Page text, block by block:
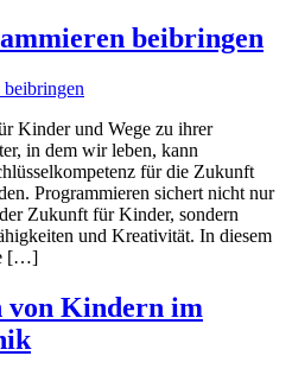
beibringen
Kinder und Wege zu ihrer
in dem wir leben, kann
für die Zukunft
Programmieren sichert nicht nur
Zukunft für Kinder, sondern
und Kreativität. In diesem
[…]
von Kindern im